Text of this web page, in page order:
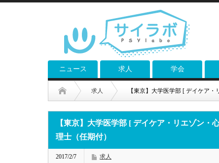
ニュース 求人 学会
求人 【東京】大学医学部 [ デイケア
【東京】大学医学部 [ デイケア・リエゾン・
理士（任期付）
2017/2/7 求人